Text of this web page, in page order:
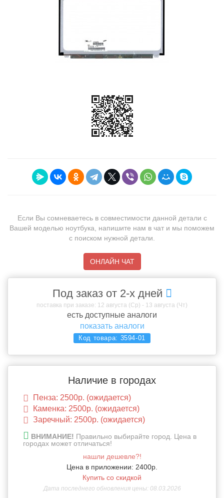
Если Вы сомневаетесь в совместимости данной детали с
Вашей моделью ноутбука, напишите нам в чат и мы поможем
с поиском нужной детали.
ОНЛАЙН ЧАТ
Под заказ от 2-х дней
поставка при заказе: 12 августа (Ср) - 13 августа (Чт)
есть доступные аналоги
показать аналоги
Код товара: 3594-01
Наличие в городах
Пенза: 2500р. (ожидается)
Каменка: 2500р. (ожидается)
Заречный: 2500р. (ожидается)
ВНИМАНИЕ! Правильно выбирайте город. Цена в
городах может отличаться!
нашли дешевле?!
Цена в приложении: 2400р.
Купить со скидкой
Дата последнего обновления цены: 08.03.2026